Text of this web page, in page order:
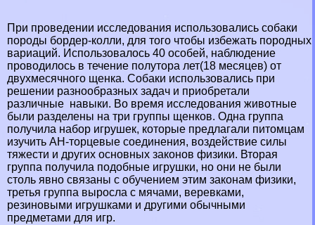
При проведении исследования использовались собаки
породы бордер-колли, для того чтобы избежать породных
вариаций. Использовалось 40 особей, наблюдение
проводилось в течение полутора лет(18 месяцев) от
двухмecячного щенка. Собаки использовались при
решении разнообразных задач и приобретали
различные навыки. Во время исследования животные
были разделены на три группы щенков. Одна группа
получила набор игрушек, которые предлагали питомцам
изучить АН-торцевые соединения, воздействие силы
тяжести и других основных законов физики. Вторая
группа получила подобные игрушки, но они не были
столь явно связаны с обучением этим законам физики,
третья группа выросла с мячами, веревками,
резиновыми игрушками и другими обычными
предметами для игр.